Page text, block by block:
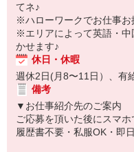
てネ♪
※ハローワークでお仕事お
※エリアによって英語・中
かせます♪
休日・休暇
週休2日(月8〜11日）、有
備考
▼お仕事紹介先のご案内
ご応募を頂いた後にスマホ
履歴書不要・私服OK・即